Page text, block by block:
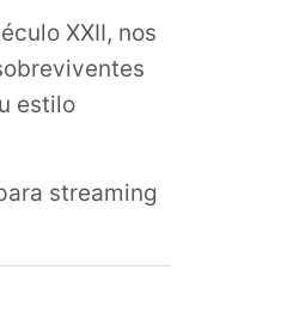
XXII, nos
estilo
streaming